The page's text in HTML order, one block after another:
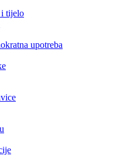
i tijelo
upotreba